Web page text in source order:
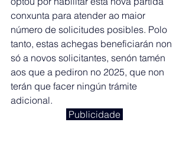
conxunta para atender ao maior
número de solicitudes posibles. Polo
tanto, estas achegas beneficiarán non
só a novos solicitantes, senón tamén
aos que a pediron no 2025, que non
terán que facer ningún trámite
adicional.
Publicidade